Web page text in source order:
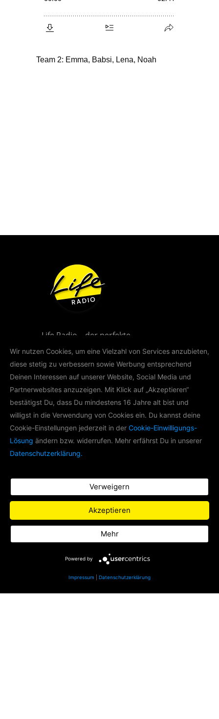
Team 2: Emma, Babsi, Lena, Noah
Life Radio – der perfekte
Musikmix für Oberösterreich!
LIFE RADIO AKADEMIE
Im Rahmen der Life Radio Akademie
produzieren wir mit
verschiedenen Themen.
Impressum
Wir nutzen Cookies, um eine Vielzahl von Services anzubieten,
diese stetig zu verbessern sowie Werbung entsprechend
Deinen Interessen auf unserer Website, Social Media und
Partnerwebsites anzuzeigen. Mit Klick auf „Akzeptieren“
bestätigst Du, dass Du mindestens 16 Jahre alt bist und
willigst in die Verwendung von Cookies ein. Du kannst deine
Cookie-Einstellungen jederzeit in der Cookie-Einwilligungs-
Lösung ändern bzw. widerrufen. Mehr erfährst Du in unserer
Datenschutzerklärung.
Verweigern
Akzeptieren
Mehr
Powered by
Impressum Datenschutzerklärung